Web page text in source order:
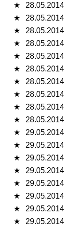
★
28.05.2014
★
28.05.2014
★
28.05.2014
★
28.05.2014
★
28.05.2014
★
28.05.2014
★
28.05.2014
★
28.05.2014
★
28.05.2014
★
28.05.2014
★
29.05.2014
★
29.05.2014
★
29.05.2014
★
29.05.2014
★
29.05.2014
★
29.05.2014
★
29.05.2014
★
29.05.2014